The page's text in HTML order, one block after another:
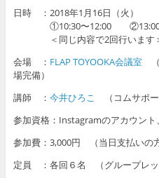
日時 ：2018年1月16日（火）
①10:30〜12:00 ②13:00
＜同じ内容で2回行い
会場 ： FLAP TOYOOKA会議室
場完備）
講師 ： 今井ひろこ
（コムサポー
参加資格：Instagramのアカウン
参加費：3,000円 （当日支払いの
定員 ：各回６名 （グループレッ